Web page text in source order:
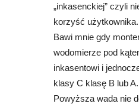
„inkasenckiej” czyli
korzyść użytkownika.
Bawi mnie gdy
wodomierze pod
inkasentowi i
klasy C klasę B lub A.
Powyższa wada nie